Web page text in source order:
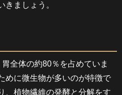
きましょう。
全体の約80％を占めていま
めに微生物が多いのが特徴で
、植物繊維の発酵と分解をす